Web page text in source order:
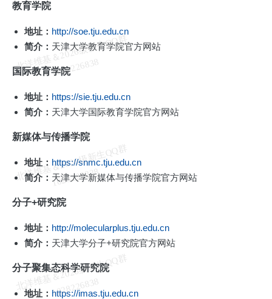
教育学院
地址： http://soe.tju.edu.cn
简介： 天津大学教育学院官方网站
国际教育学院
地址： https://sie.tju.edu.cn
简介： 天津大学国际教育学院官方网站
新媒体与传播学院
地址： https://snmc.tju.edu.cn
简介： 天津大学新媒体与传播学院官方网站
分子+研究院
地址： http://molecularplus.tju.edu.cn
简介： 天津大学分子+研究院官方网站
分子聚集态科学研究院
地址： https://imas.tju.edu.cn
北
洋
维
基
＆
2
0
2
6
级
新
生
Q
Q
群
1
0
2
8
2
2
6
8
3
8
北
洋
维
基
＆
2
0
2
6
级
新
生
Q
Q
群
1
0
2
8
2
2
6
8
3
8
北
洋
维
基
＆
2
0
2
6
级
新
生
Q
Q
群
1
0
2
8
2
2
6
8
3
8